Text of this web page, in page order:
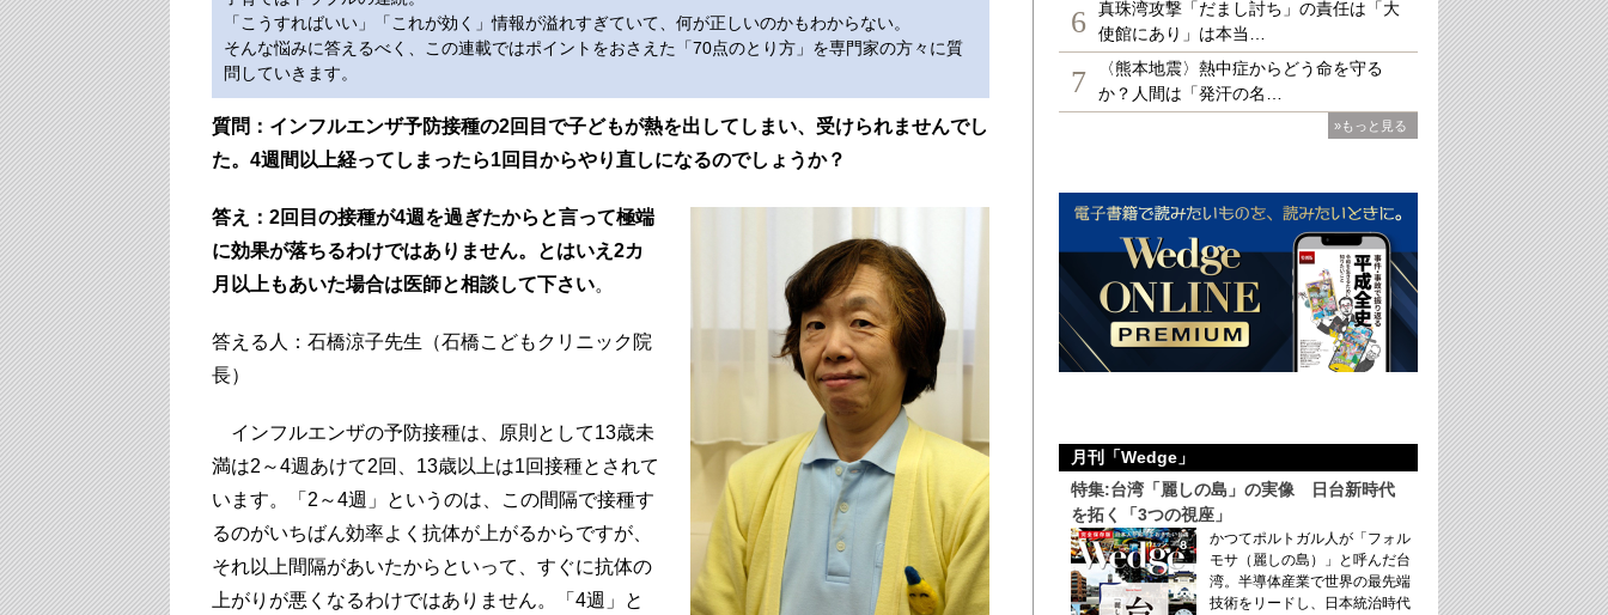
「こうすればいい」「これが効く」情報が溢れすぎていて、何が正しいのかもわからない。
そんな悩みに答えるべく、この連載ではポイントをおさえた「70点のとり方」を専門家の方々に質
問していきます。
質問：インフルエンザ予防接種の2回目で子どもが熱を出してしまい、受けられませんでし
た。4週間以上経ってしまったら1回目からやり直しになるのでしょうか？
答え：2回目の接種が4週を過ぎたからと言って極端
に効果が落ちるわけではありません。とはいえ2カ
月以上もあいた場合は医師と相談して下さい。
答える人：石橋涼子先生（石橋こどもクリニック院
長）
インフルエンザの予防接種は、原則として13歳未
満は2～4週あけて2回、13歳以上は1回接種とされて
います。「2～4週」というのは、この間隔で接種す
るのがいちばん効率よく抗体が上がるからですが、
それ以上間隔があいたからといって、すぐに抗体の
上がりが悪くなるわけではありません。「4週」と
6
真珠湾攻撃「だまし討ち」の責任は「大
使館にあり」は本当…
7
〈熊本地震〉熱中症からどう命を守る
か？人間は「発汗の名…
»もっと見る
月刊「Wedge」
特集:台湾「麗しの島」の実像 日台新時代
を拓く「3つの視座」
かつてポルトガル人が「フォル
モサ（麗しの島）」と呼んだ台
湾。半導体産業で世界の最先端
技術をリードし、日本統治時代